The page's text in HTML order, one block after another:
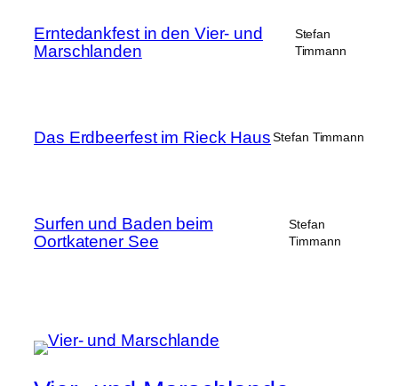
Erntedankfest in den Vier- und
Marschlanden
Stefan
Timmann
Das Erdbeerfest im Rieck Haus Stefan Timmann
Surfen und Baden beim
Oortkatener See
Stefan
Timmann